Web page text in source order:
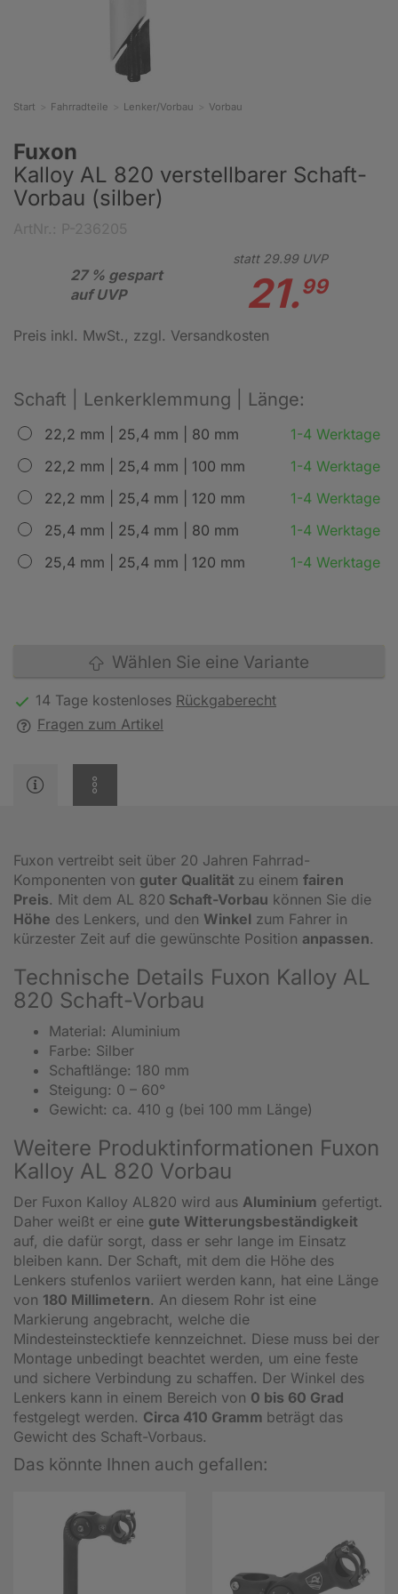
Start Fahrradteile Lenker/Vorbau Vorbau
Fuxon
Kalloy AL 820 verstellbarer Schaft-
Vorbau (silber)
27 % gespart
auf UVP
statt 29.99UVP
21.99
Preis inkl. MwSt., zzgl. Versandkosten
Schaft | Lenkerklemmung | Länge:
22,2 mm | 25,4 mm | 80 mm
1-4 Werktage
22,2 mm | 25,4 mm | 100 mm
1-4 Werktage
22,2 mm | 25,4 mm | 120 mm
1-4 Werktage
25,4 mm | 25,4 mm | 80 mm
1-4 Werktage
25,4 mm | 25,4 mm | 120 mm
1-4 Werktage
Wählen Sie eine Variante
14 Tage kostenloses Rückgaberecht
Fragen zum Artikel
Fuxon vertreibt seit über 20 Jahren Fahrrad-
Komponenten von guter Qualität zu einem fairen
Preis. Mit dem AL 820 Schaft-Vorbau können Sie die
Höhe des Lenkers, und den Winkel zum Fahrer in
kürzester Zeit auf die gewünschte Position anpassen.
Technische Details Fuxon Kalloy AL
820 Schaft-Vorbau
Material: Aluminium
Farbe: Silber
Schaftlänge: 180 mm
Steigung: 0 – 60°
Gewicht: ca. 410 g (bei 100 mm Länge)
Weitere Produktinformationen Fuxon
Kalloy AL 820 Vorbau
Der Fuxon Kalloy AL820 wird aus Aluminium gefertigt.
Daher weißt er eine gute Witterungsbeständigkeit
auf, die dafür sorgt, dass er sehr lange im Einsatz
bleiben kann. Der Schaft, mit dem die Höhe des
Lenkers stufenlos variiert werden kann, hat eine Länge
von 180 Millimetern. An diesem Rohr ist eine
Markierung angebracht, welche die
Mindesteinstecktiefe kennzeichnet. Diese muss bei der
Montage unbedingt beachtet werden, um eine feste
und sichere Verbindung zu schaffen. Der Winkel des
Lenkers kann in einem Bereich von 0 bis 60 Grad
festgelegt werden. Circa 410 Gramm beträgt das
Gewicht des Schaft-Vorbaus.
Das könnte Ihnen auch gefallen: